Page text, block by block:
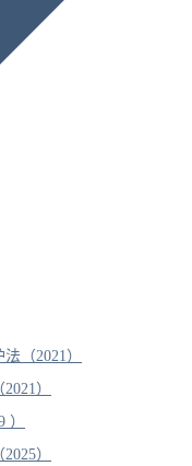
（2021）
）
）